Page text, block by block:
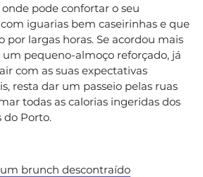
pode confortar o seu
iguarias bem caseirinhas e que
por largas horas. Se acordou mais
pequeno-almoço reforçado, já
com as suas expectativas
resta dar um passeio pelas ruas
todas as calorias ingeridas dos
do Porto.
brunch descontraído